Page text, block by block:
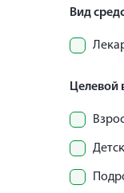
Вид
Целевой